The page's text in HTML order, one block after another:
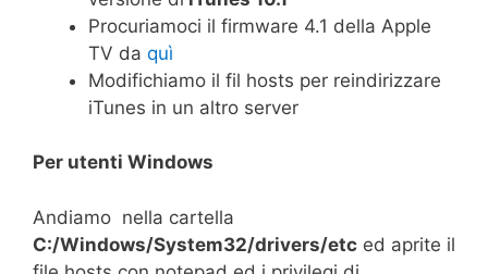
Procuriamoci il firmware 4.1 della Apple
TV da quì
Modifichiamo il fil hosts per reindirizzare
iTunes in un altro server
Per utenti Windows
Andiamo nella cartella
C:/Windows/System32/drivers/etc ed aprite il